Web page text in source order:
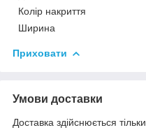
Колір накриття
Ширина
Приховати
Умови доставки
Доставка здійснюється